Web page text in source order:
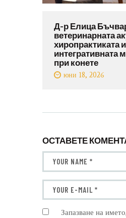
Д-р Елица
ветеринарната
хиропрактиката и
интегративната
при конете
юни 18, 2026
ОСТАВЕТЕ
Запазване на